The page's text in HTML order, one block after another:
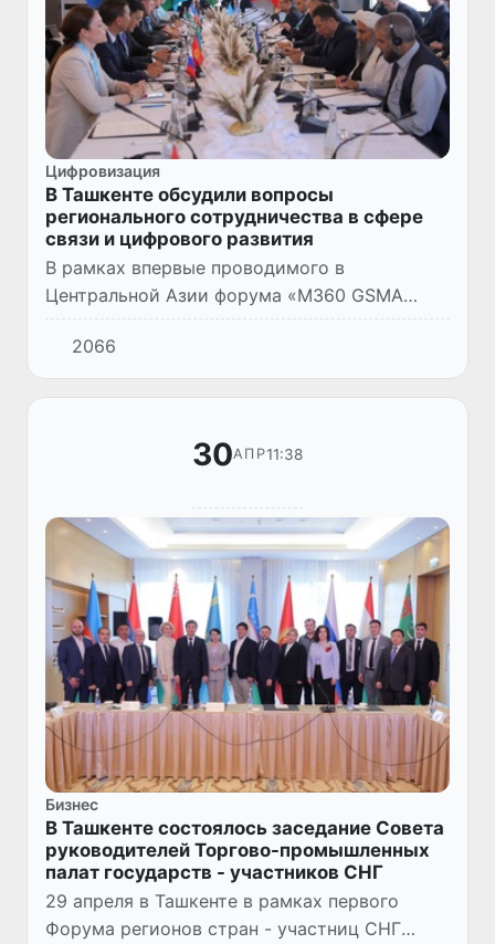
Цифровизация
В Ташкенте обсудили вопросы
регионального сотрудничества в сфере
связи и цифрового развития
В рамках впервые проводимого в
Центральной Азии форума «M360 GSMA
Eurasia 2025» в Узбекистане прошло 63-е
заседание Совета руководителей
администраций связи государств -
участников...
2066
30АПР11:38
Бизнес
В Ташкенте состоялось заседание Совета
руководителей Торгово-промышленных
палат государств - участников СНГ
29 апреля в Ташкенте в рамках первого
Форума регионов стран - участниц СНГ